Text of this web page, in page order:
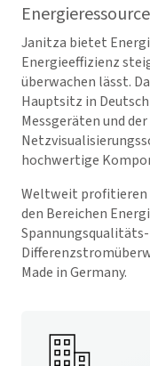
Janitza bietet
Energieeffizienz
überwachen lässt.
Hauptsitz in
Messgeräten und
hochwertige
Weltweit profitieren
den Bereichen
Made in Germany.